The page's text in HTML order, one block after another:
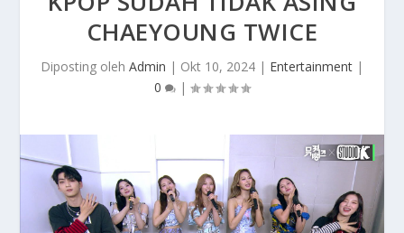
CHAEYOUNG TWICE
Diposting oleh Admin | Okt 10, 2024 | Entertainment |
0
|